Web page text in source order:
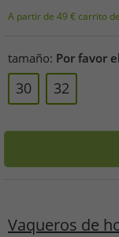
A partir de 49 € carrito
tamaño: Por favor
30 32
Vaqueros de